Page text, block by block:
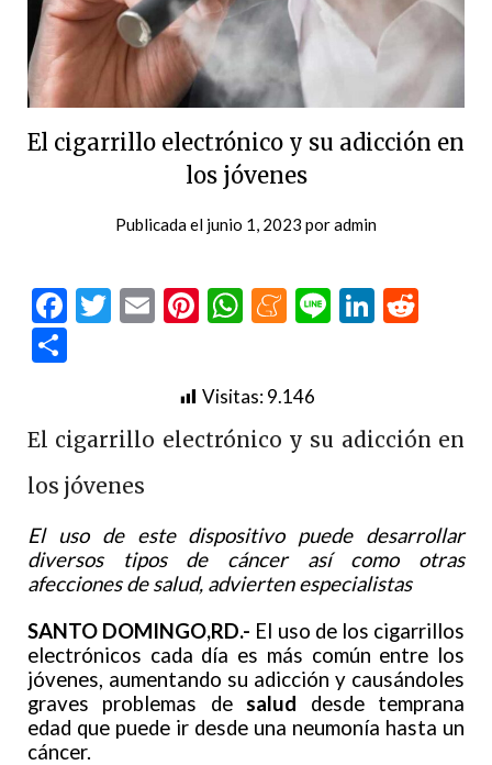
El cigarrillo electrónico y su adicción en
los jóvenes
Publicada el junio 1, 2023 poradmin
Facebook
Twitter
EmailPinterest
WhatsApp
Meneame
Line
Visitas:9.146
El cigarrillo electrónico y su adicción en
los jóvenes
El uso de este dispositivo puede desarrollar
diversos tipos de cáncer así como otras
afecciones de salud, advierten especialistas
SANTO DOMINGO,RD.- El uso de los cigarrillos
electrónicos cada día es más común entre los
jóvenes, aumentando su adicción y causándoles
graves problemas desalud desde temprana
edad que puede ir desde una neumonía hasta un
cáncer.